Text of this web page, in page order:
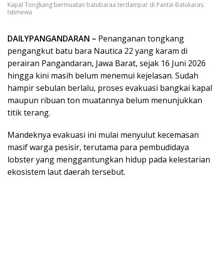
Kapal Tongkang bermuatan batubaraa terdampar di Pantai Batukaras.
Istimewa
DAILYPANGANDARAN – Penanganan tongkang
pengangkut batu bara Nautica 22 yang karam di
perairan Pangandaran, Jawa Barat, sejak 16 Juni 2026
hingga kini masih belum menemui kejelasan. Sudah
hampir sebulan berlalu, proses evakuasi bangkai kapal
maupun ribuan ton muatannya belum menunjukkan
titik terang.
Mandeknya evakuasi ini mulai menyulut kecemasan
masif warga pesisir, terutama para pembudidaya
lobster yang menggantungkan hidup pada kelestarian
ekosistem laut daerah tersebut.